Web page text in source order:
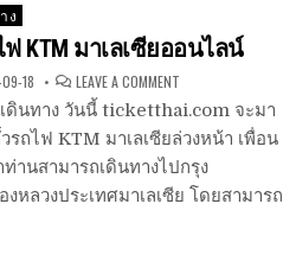
ง
KTM มาเลเซียออนไลน์
18 LEAVE A COMMENT
จอง
ตั๋ว
รถไฟ
KTM
มาเลเซีย
ออนไลน์
ดินทาง วันนี้ ticketthai.com จะมา
รถไฟ KTM มาเลเซียล่วงหน้า เพื่อน
านสามารถเดินทางไปกรุง
งหลวงประเทศมาเลเซีย โดยสามารถ